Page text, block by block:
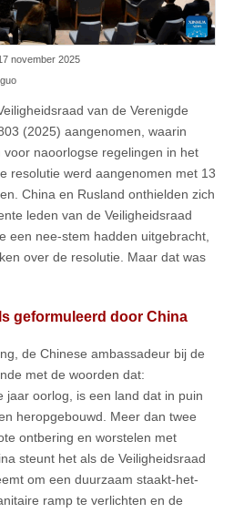
november 2025
van de Verenigde
(2025) aangenomen, waarin
naoorlogse regelingen in het
resolutie werd aangenomen met 13
China en Rusland onthielden zich
leden van de Veiligheidsraad
een nee-stem hadden uitgebracht,
over de resolutie. Maar dat was
geformuleerd door China
de Chinese ambassadeur bij de
met de woorden dat:
jaar oorlog, is een land dat in puin
heropgebouwd. Meer dan twee
ontbering en worstelen met
steunt het als de Veiligheidsraad
om een duurzaam staakt-het-
ramp te verlichten en de